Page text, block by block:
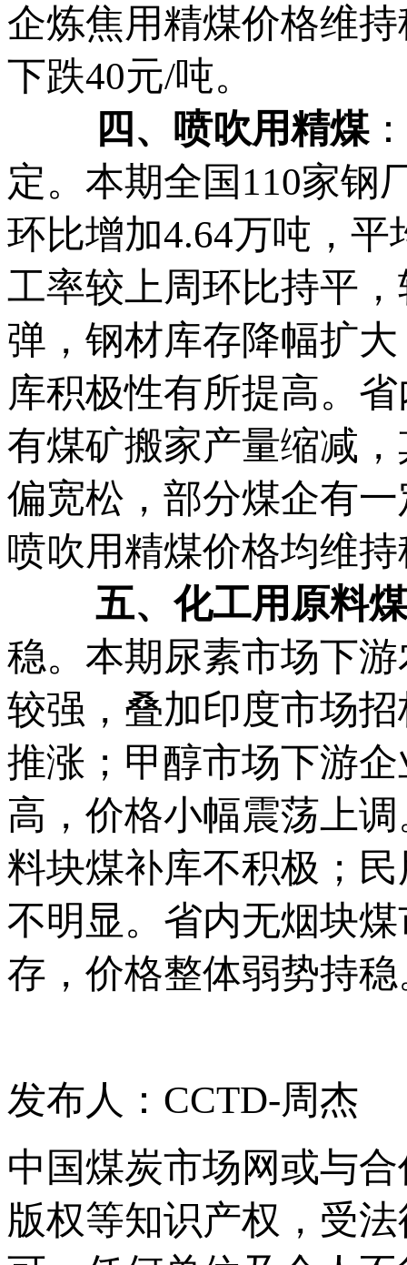
企炼焦用精煤价格维
下跌40元/吨。
四、喷吹用精煤
定。本期全国110家钢
环比增加4.64万吨，平
工率较上周环比持平
弹，钢材库存降幅扩
库积极性有所提高。
有煤矿搬家产量缩减
偏宽松，部分煤企有
喷吹用精煤价格均
五、化工用原料煤
稳。本期尿素市场下
较强，叠加印度市场
推涨；甲醇市场下游
高，价格小幅震荡上
料块煤补库不积极；
不明显。省内无烟块
存，价格整体弱势持稳
发布人：CCTD-周杰
中国煤炭市场网或与
版权等知识产权，受